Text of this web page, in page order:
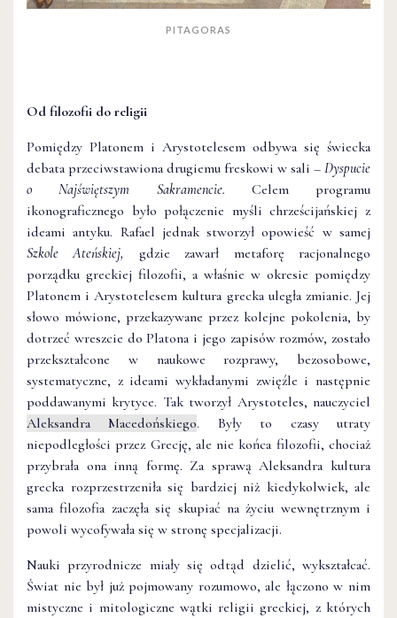
PITAGORAS
Od filozofii do religii
Pomiędzy Platonem i Arystotelesem odbywa się świecka
debata przeciwstawiona drugiemu freskowi w sali – Dyspucie
o Najświętszym Sakramencie. Celem programu
ikonograficznego było połączenie myśli chrześcijańskiej z
ideami antyku. Rafael jednak stworzył opowieść w samej
Szkole Ateńskiej, gdzie zawarł metaforę racjonalnego
porządku greckiej filozofii, a właśnie w okresie pomiędzy
Platonem i Arystotelesem kultura grecka uległa zmianie. Jej
słowo mówione, przekazywane przez kolejne pokolenia, by
dotrzeć wreszcie do Platona i jego zapisów rozmów, zostało
przekształcone w naukowe rozprawy, bezosobowe,
systematyczne, z ideami wykładanymi zwięźle i następnie
poddawanymi krytyce. Tak tworzył Arystoteles, nauczyciel
Aleksandra Macedońskiego. Były to czasy utraty
niepodległości przez Grecję, ale nie końca filozofii, chociaż
przybrała ona inną formę. Za sprawą Aleksandra kultura
grecka rozprzestrzeniła się bardziej niż kiedykolwiek, ale
sama filozofia zaczęła się skupiać na życiu wewnętrznym i
powoli wycofywała się w stronę specjalizacji.
Nauki przyrodnicze miały się odtąd dzielić, wykształcać.
Świat nie był już pojmowany rozumowo, ale łączono w nim
mistyczne i mitologiczne wątki religii greckiej, z których